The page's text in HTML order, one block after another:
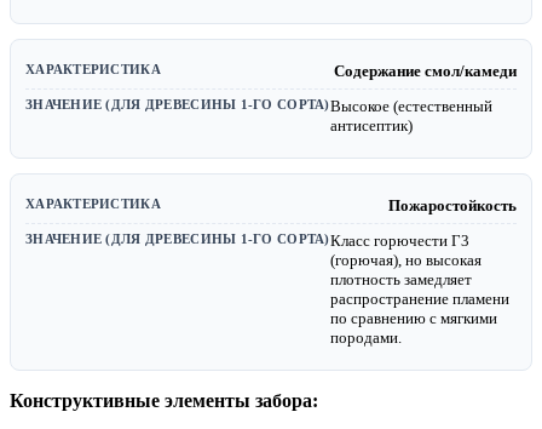
Содержание смол/камеди
Высокое (естественный
антисептик)
Пожаростойкость
Класс горючести Г3
(горючая), но высокая
плотность замедляет
распространение пламени
по сравнению с мягкими
породами.
Конструктивные элементы забора: